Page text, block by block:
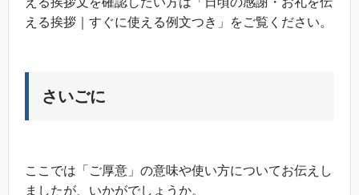
える挨拶｜すぐに使える例文つき」をご覧ください。
さいごに
ここでは「ご厚意」の意味や使い方についてお伝えし
ましたが、いかがでしょうか。